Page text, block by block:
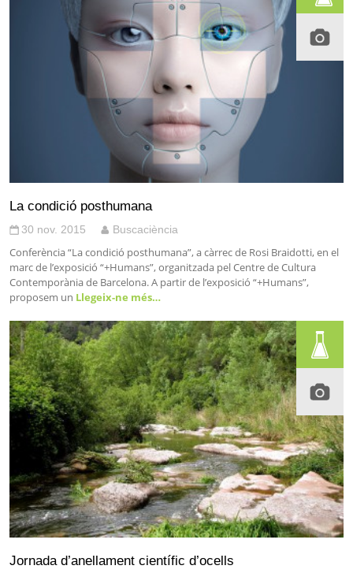
La condició posthumana
30 nov. 2015 Buscaciència
Conferència “La condició posthumana”, a càrrec de Rosi Braidotti, en el
marc de l’exposició “+Humans”, organitzada pel Centre de Cultura
Contemporània de Barcelona. A partir de l’exposició “+Humans”,
proposem un Llegeix-ne més…
Jornada d’anellament científic d’ocells